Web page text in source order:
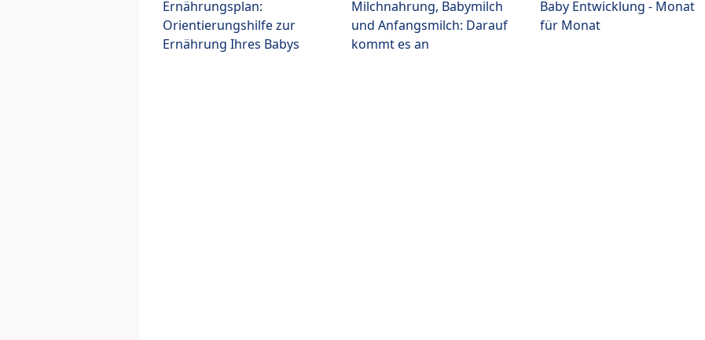
Ernährungsplan:
Orientierungshilfe zur
Ernährung Ihres Babys
Milchnahrung, Babymilch
und Anfangsmilch: Darauf
kommt es an
Baby Entwicklung - Monat
für Monat